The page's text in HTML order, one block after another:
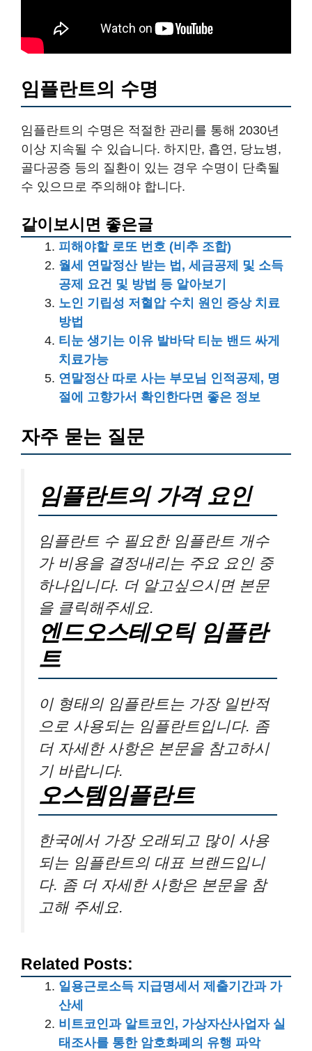
임플란트의 수명
임플란트의 수명은 적절한 관리를 통해 2030년
이상 지속될 수 있습니다. 하지만, 흡연, 당뇨병,
골다공증 등의 질환이 있는 경우 수명이 단축될
수 있으므로 주의해야 합니다.
같이보시면 좋은글
피해야할 로또 번호 (비추 조합)
월세 연말정산 받는 법, 세금공제 및 소득
공제 요건 및 방법 등 알아보기
노인 기립성 저혈압 수치 원인 증상 치료
방법
티눈 생기는 이유 발바닥 티눈 밴드 싸게
치료가능
연말정산 따로 사는 부모님 인적공제, 명
절에 고향가서 확인한다면 좋은 정보
자주 묻는 질문
임플란트의 가격 요인
임플란트 수 필요한 임플란트 개수
가 비용을 결정내리는 주요 요인 중
하나입니다. 더 알고싶으시면 본문
을 클릭해주세요.
엔드오스테오틱 임플란
트
이 형태의 임플란트는 가장 일반적
으로 사용되는 임플란트입니다. 좀
더 자세한 사항은 본문을 참고하시
기 바랍니다.
오스템임플란트
한국에서 가장 오래되고 많이 사용
되는 임플란트의 대표 브랜드입니
다. 좀 더 자세한 사항은 본문을 참
고해 주세요.
Related Posts:
일용근로소득 지급명세서 제출기간과 가
산세
비트코인과 알트코인, 가상자산사업자 실
태조사를 통한 암호화폐의 유행 파악